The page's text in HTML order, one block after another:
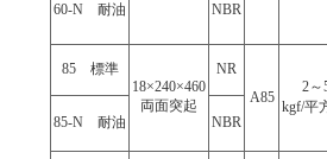
60-N 耐油
NBR
85 標準
18×240×460
両面突起
NR
A85
2～
kgf/平
85-N 耐油
NBR